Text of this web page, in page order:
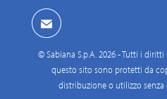
© Sabiana S.p.A. 2026 - Tutti i
questo sito sono protetti da
distribuzione o utilizzo senza